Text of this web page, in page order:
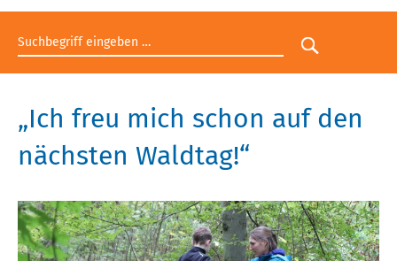
Suchbegriff eingeben
Suche
„Ich freu mich schon auf den
nächsten Waldtag!“